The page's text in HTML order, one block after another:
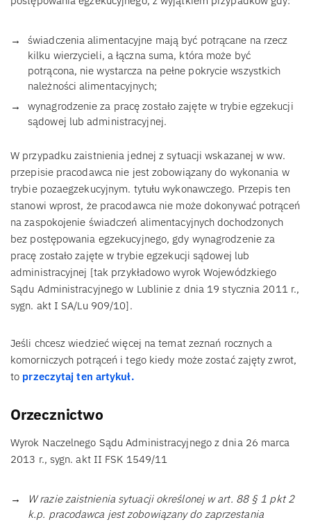
świadczenia alimentacyjne mają być potrącane na rzecz
kilku wierzycieli, a łączna suma, która może być
potrącona, nie wystarcza na pełne pokrycie wszystkich
należności alimentacyjnych;
wynagrodzenie za pracę zostało zajęte w trybie egzekucji
sądowej lub administracyjnej.
W przypadku zaistnienia jednej z sytuacji wskazanej w ww.
przepisie pracodawca nie jest zobowiązany do wykonania w
trybie pozaegzekucyjnym. tytułu wykonawczego. Przepis ten
stanowi wprost, że pracodawca nie może dokonywać potrąceń
na zaspokojenie świadczeń alimentacyjnych dochodzonych
bez postępowania egzekucyjnego, gdy wynagrodzenie za
pracę zostało zajęte w trybie egzekucji sądowej lub
administracyjnej [tak przykładowo wyrok Wojewódzkiego
Sądu Administracyjnego w Lublinie z dnia 19 stycznia 2011 r.,
sygn. akt I SA/Lu 909/10].
Jeśli chcesz wiedzieć więcej na temat zeznań rocznych a
komorniczych potrąceń i tego kiedy może zostać zajęty zwrot,
to przeczytaj ten artykuł.
Orzecznictwo
Wyrok Naczelnego Sądu Administracyjnego z dnia 26 marca
2013 r., sygn. akt II FSK 1549/11
W razie zaistnienia sytuacji określonej w art. 88 § 1 pkt 2
k.p. pracodawca jest zobowiązany do zaprzestania